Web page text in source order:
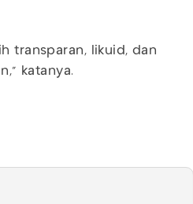
transparan, likuid, dan
katanya.